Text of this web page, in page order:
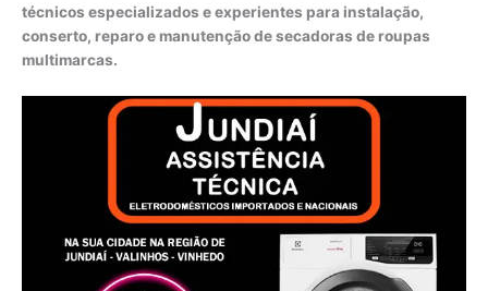
técnicos especializados e experientes para instalação,
conserto, reparo e manutenção de secadoras de roupas
multimarcas.